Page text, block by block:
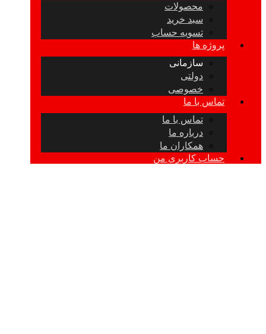
محصولات
سبد خرید
تسویه حساب
پروژه ها
سازمانی
دولتی
خصوصی
تماس با ما
تماس با ما
درباره ما
همکاران ما
حساب کاربری من